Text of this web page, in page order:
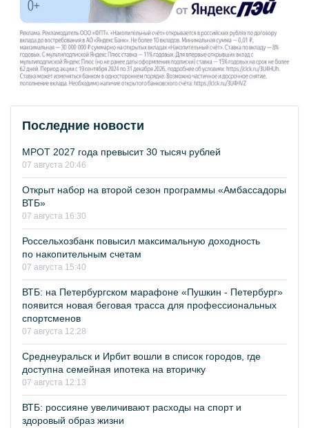
Последние новости
МРОТ 2027 года превысит 30 тысяч рублей
07 августа 20:46
Открыт набор на второй сезон программы «Амбассадоры
ВТБ»
07 августа 16:30
Россельхозбанк повысил максимальную доходность
по накопительным счетам
07 августа 15:40
ВТБ: на Петербургском марафоне «Пушкин - Петербург»
появится новая беговая трасса для профессиональных
спортсменов
07 августа 12:28
Среднеуральск и Ирбит вошли в список городов, где
доступна семейная ипотека на вторичку
07 августа 12:13
ВТБ: россияне увеличивают расходы на спорт и
здоровый образ жизни